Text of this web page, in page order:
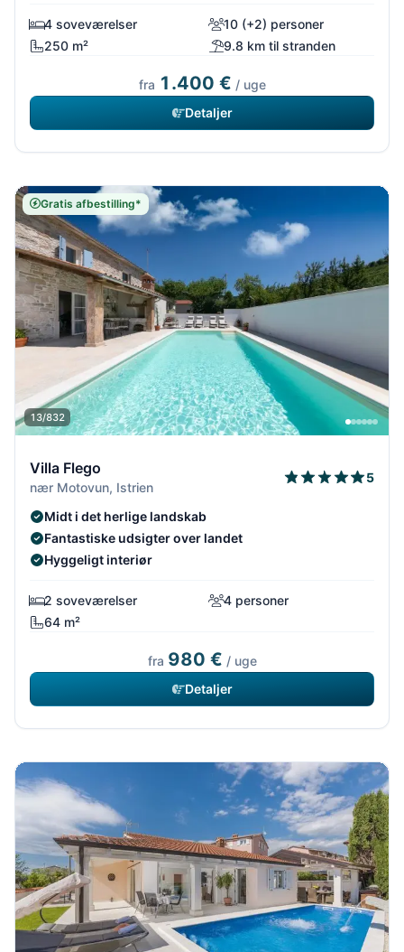
4 soveværelser
10 (+2) personer
250 m²
9.8 km til stranden
fra 1.400 € / uge
Detaljer
Gratis afbestilling*
13/832
Villa Flego
nær Motovun, Istrien
5
Midt i det herlige landskab
Fantastiske udsigter over landet
Hyggeligt interiør
2 soveværelser
4 personer
64 m²
fra 980 € / uge
Detaljer